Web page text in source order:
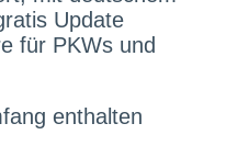
Update
für PKWs und
enthalten